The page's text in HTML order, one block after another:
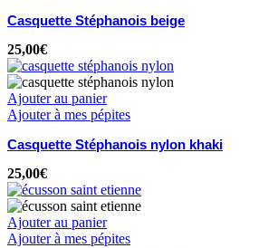
Casquette Stéphanois beige
25,00€
Ajouter au panier
Ajouter à mes pépites
Casquette Stéphanois nylon khaki
25,00€
Ajouter au panier
Ajouter à mes pépites